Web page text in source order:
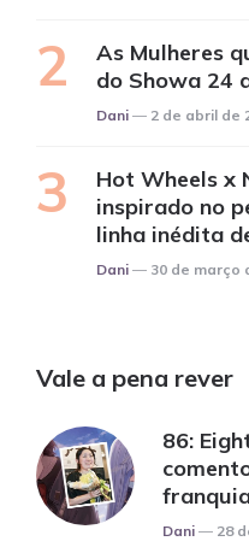
As Mulheres
do Showa 24
Posted
Dani 2 de abril de
Hot Wheels x
inspirado no
linha inédita
Posted
Dani 30 de março
Vale a pena rever
86:
Posted
Dani 28